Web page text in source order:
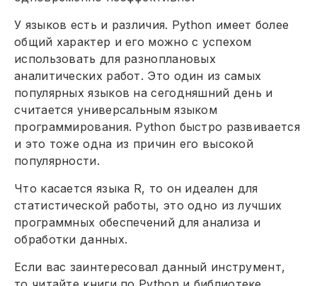
У языков есть и различия. Python имеет более
общий характер и его можно с успехом
использовать для разноплановых
аналитических работ. Это один из самых
популярных языков на сегодняшний день и
считается универсальным языком
программирования. Python быстро развивается
и это тоже одна из причин его высокой
популярности.
Что касается языка R, то он идеален для
статистической работы, это одно из лучших
программных обеспечений для анализа и
обработки данных.
Если вас заинтересовал данный инструмент,